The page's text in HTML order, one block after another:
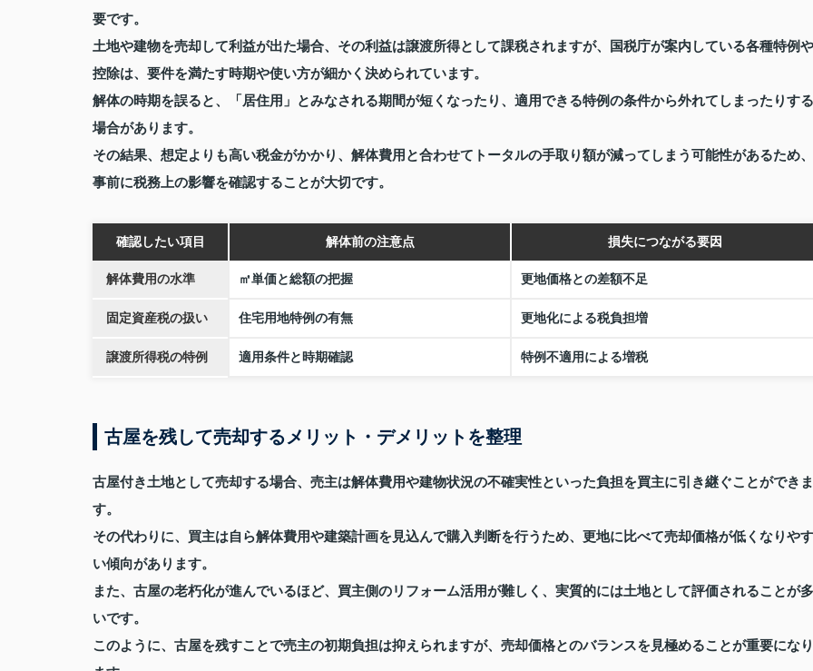
要です。
土地や建物を売却して利益が出た場合、その利益は譲渡所得として課税されますが、国税庁が案内している各種特例や
控除は、要件を満たす時期や使い方が細かく決められています。
解体の時期を誤ると、「居住用」とみなされる期間が短くなったり、適用できる特例の条件から外れてしまったりする
場合があります。
その結果、想定よりも高い税金がかかり、解体費用と合わせてトータルの手取り額が減ってしまう可能性があるため、
事前に税務上の影響を確認することが大切です。
確認したい項目 解体前の注意点 損失につながる要因
解体費用の水準 ㎡単価と総額の把握 更地価格との差額不足
固定資産税の扱い 住宅用地特例の有無 更地化による税負担増
譲渡所得税の特例 適用条件と時期確認 特例不適用による増税
古屋を残して売却するメリット・デメリットを整理
古屋付き土地として売却する場合、売主は解体費用や建物状況の不確実性といった負担を買主に引き継ぐことができま
す。
その代わりに、買主は自ら解体費用や建築計画を見込んで購入判断を行うため、更地に比べて売却価格が低くなりやす
い傾向があります。
また、古屋の老朽化が進んでいるほど、買主側のリフォーム活用が難しく、実質的には土地として評価されることが多
いです。
このように、古屋を残すことで売主の初期負担は抑えられますが、売却価格とのバランスを見極めることが重要になり